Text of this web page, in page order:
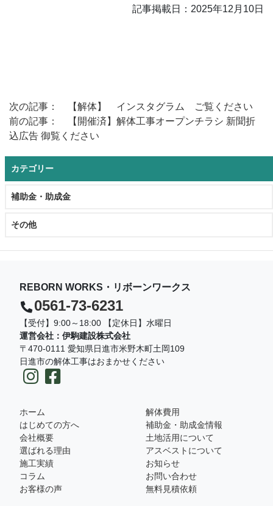
記事掲載日：2025年12月10日
次の記事： 【解体】 インスタグラム ご覧ください
前の記事： 【開催済】解体工事オープンチラシ 新聞折
込広告 御覧ください
カテゴリー
補助金・助成金
その他
REBORN WORKS・リボーンワークス
0561-73-6231
【受付】9:00～18:00 【定休日】水曜日
運営会社：伊駒建設株式会社
〒470-0111 愛知県日進市米野木町土岡109
日進市の解体工事はおまかせください
ホーム
はじめての方へ
会社概要
選ばれる理由
施工実績
コラム
お客様の声
解体費用
補助金・助成金情報
土地活用について
アスベストについて
お知らせ
お問い合わせ
無料見積依頼